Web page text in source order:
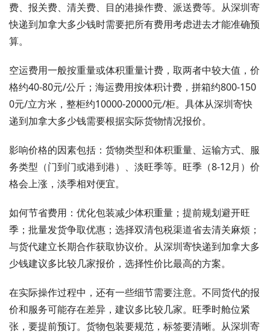
费、报关费、清关费、目的港操作费、派送费等。从深圳寄
快递到加拿大多少钱时需要把所有费用考虑进去才能准确预
算。
空运费用一般按重量或体积重量计费，取两者中较大值，价
格约40-80元/公斤；海运费用按体积计费，拼箱约800-150
0元/立方米，整柜约10000-20000元/柜。具体从深圳寄快
递到加拿大多少钱需要根据实际货物情况报价。
影响价格的因素包括：货物类型和体积重量、运输方式、服
务类型（门到门或港到港）、淡旺季等。旺季（8-12月）价
格会上涨，淡季相对便宜。
如何节省费用：优化包装减少体积重量；提前规划避开旺
季；批量发货争取优惠；选择双清包税渠道省去清关麻烦；
与货代建立长期合作获取协议价。从深圳寄快递到加拿大多
少钱建议多比较几家报价，选择性价比最高的方案。
在实际操作过程中，还有一些细节需要注意。不同货代的报
价和服务可能存在差异，建议多比较几家。旺季时舱位紧
张，要提前预订。货物包装要规范，标签要清晰。从深圳寄